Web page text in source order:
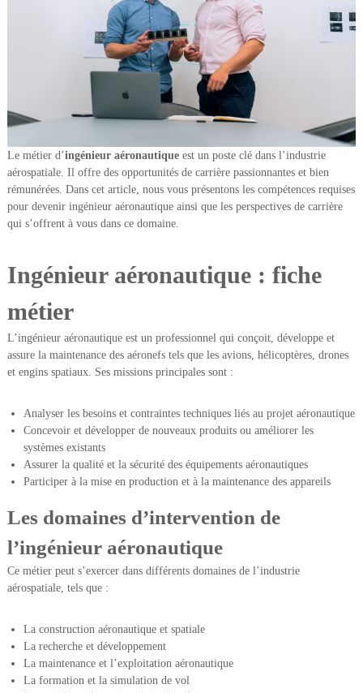
t
p
r
o
f
s
i
o
n
n
Le métier d’ingénieur aéronautiqueest un poste clé dans l’industrie
aérospatiale. Il offre des opportunités de carrière passionnantes et bien
rémunérées. Dans cet article, nous vous présentons les compétences requises
pour devenir ingénieur aéronautique ainsi que les perspectives de carrière
qui s’offrent à vous dans ce domaine.
Ingénieur aéronautique : fiche
métier
L’ingénieur aéronautique est un professionnel qui conçoit, développe et
assure la maintenance des aéronefs tels que les avions, hélicoptères, drones
et engins spatiaux. Ses missions principales sont :
Analyser les besoins et contraintes techniques liés au projet aéronautique
Concevoir et développer de nouveaux produits ou améliorer les
systèmes existants
Assurer la qualité et la sécurité des équipements aéronautiques
Participer à la mise en production et à la maintenance des appareils
Les domaines d’intervention de
l’ingénieur aéronautique
Ce métier peut s’exercer dans différents domaines de l’industrie
aérospatiale, tels que :
La construction aéronautique et spatiale
La recherche et développement
La maintenance et l’exploitation aéronautique
La formation et la simulation de vol